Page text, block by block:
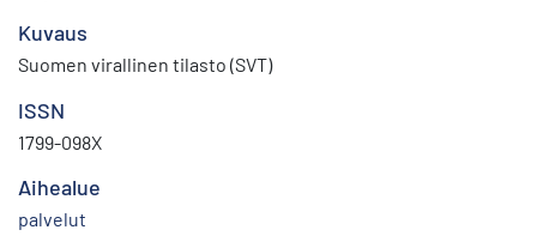
Kuvaus
Suomen virallinen tilasto (SVT)
ISSN
1799-098X
Aihealue
palvelut